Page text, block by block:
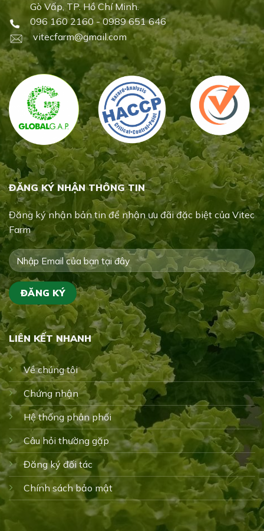
Gò Vấp, TP. Hồ Chí Minh.
096 160 2160 - 0989 651 646
vitecfarm@gmail.com
ĐĂNG KÝ NHẬN THÔNG TIN
Đăng ký nhận bản tin để nhận ưu đãi đặc biệt của Vitec
Farm
LIÊN KẾT NHANH
Về chúng tôi
Chứng nhận
Hệ thống phân phối
Câu hỏi thường gặp
Đăng ký đối tác
Chính sách bảo mật